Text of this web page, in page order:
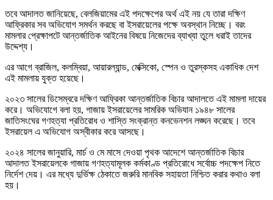
তবে আদালত জানিয়েছে, বেলজিয়ামের এই পদক্ষেপের অর্থ এই নয় যে তারা দক্ষিণ
আফ্রিকার সব অভিযোগ সমর্থন করছে বা ইসরায়েলের পক্ষে অবস্থান নিচ্ছে। বরং
মামলার প্রেক্ষাপটে আন্তর্জাতিক আইনের বিষয়ে নিজেদের ব্যাখ্যা তুলে ধরাই তাদের
উদ্দেশ্য।
এর আগে ব্রাজিল, কলম্বিয়া, আয়ারল্যান্ড, মেক্সিকো, স্পেন ও তুরস্কসহ একাধিক দেশ
এই মামলায় যুক্ত হয়েছে।
২০২৩ সালের ডিসেম্বরে দক্ষিণ আফ্রিকা আন্তর্জাতিক বিচার আদালতে এই মামলা দায়ের
করে। অভিযোগে বলা হয়, গাজায় ইসরায়েলের সামরিক অভিযান ১৯৪৮ সালের
জাতিসংঘের গণহত্যা প্রতিরোধ ও শাস্তি সংক্রান্ত কনভেনশন লঙ্ঘন করেছে। তবে
ইসরায়েল এ অভিযোগ অস্বীকার করে আসছে।
২০২৪ সালের জানুয়ারি, মার্চ ও মে মাসে দেওয়া পৃথক আদেশে আন্তর্জাতিক বিচার
আদালত ইসরায়েলকে গাজায় গণহত্যামূলক কর্মকাণ্ড প্রতিরোধে সর্বোচ্চ পদক্ষেপ নিতে
নির্দেশ দেয়। এর মধ্যে দুর্ভিক্ষ ঠেকাতে জরুরি মানবিক সহায়তা নিশ্চিত করার কথাও বলা
হয়।